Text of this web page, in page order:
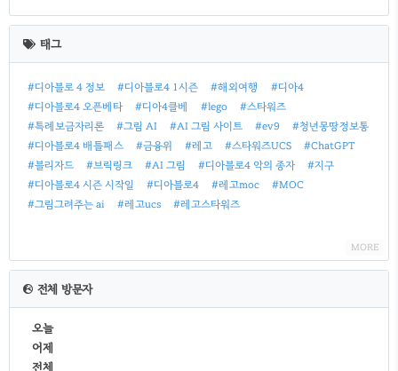
최
근
글
태그
#디아블로 4 정보 #디아블로4 1시즌 #해외여행
#디아4
#디아블로4 오픈베타
#디아4클베 #lego
#스타워즈
#특례보금자리론
#그림 AI #AI 그림 사이트 #ev9
#청년몽땅정보통
#디아블로4 배틀패스
#금융위 #레고 #스타워즈UCS
#ChatGPT
#블리자드
#브릭링크 #AI 그림 #디아블로4 악의 종자
#지구
#디아블로4 시즌 시작일
#디아블로4 #레고moc
#MOC
#그림그려주는 ai
#레고ucs #레고스타워즈
MORE
전체 방문자
오늘
어제
전체